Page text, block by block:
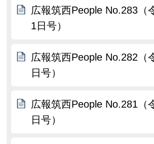
広報筑西People No.283（
1日号）
広報筑西People No.282（
日号）
広報筑西People No.281（
日号）